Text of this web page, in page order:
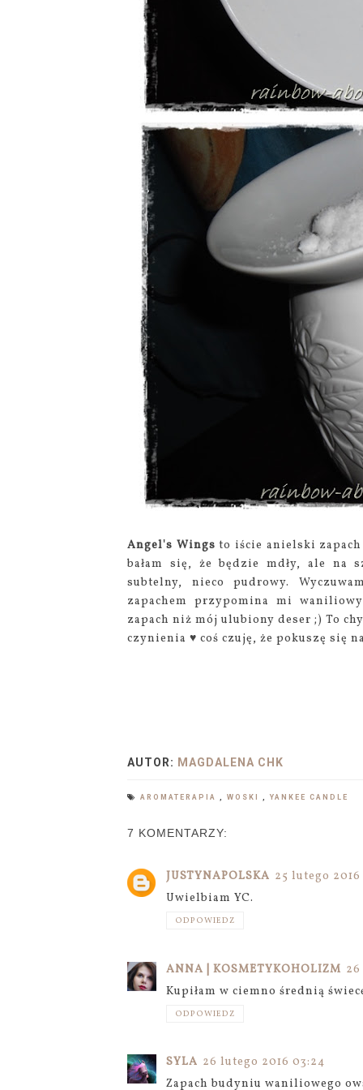
Angel's Wings to iście anielski
bałam się, że będzie mdły, ale na
subtelny, nieco pudrowy.
zapachem przypomina mi
zapach niż mój ulubiony deser ;) To
czynienia ♥ coś czuję, że pokuszę się
AUTOR: MAGDALENA CHK
AROMATERAPIA , WOSKI , YANKEE CANDLE
7 KOMENTARZY:
JUSTYNAPOLSKA 25 lutego 2016
Uwielbiam YC.
ODPOWIEDZ
ANNA | KOSMETYKOHOLIZM
Kupiłam w ciemno średnią
ODPOWIEDZ
SYLA 26 lutego 2016 03:24
Zapach budyniu waniliowego